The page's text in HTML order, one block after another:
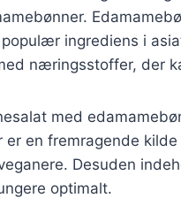
ingrediens i
næringsstoffer, der
med
er en fremragende
Desuden
optimalt.